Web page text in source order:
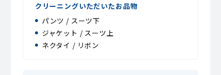
クリーニングいただいたお品物
パンツ / スーツ下
ジャケット / スーツ上
ネクタイ / リボン